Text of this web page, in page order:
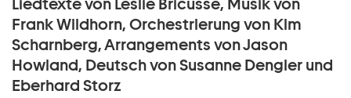
Liedtexte von Leslie Bricusse, Musik von
Frank Wildhorn, Orchestrierung von Kim
Scharnberg, Arrangements von Jason
Howland, Deutsch von Susanne Dengler und
Eberhard Storz